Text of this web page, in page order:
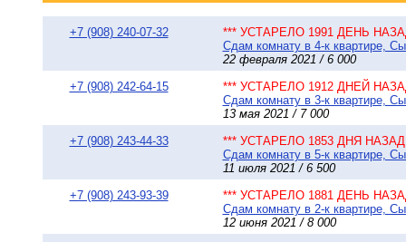
+7 (908) 240-07-32
*** УСТАРЕЛО 1991 ДЕНЬ
Сдам комнату в 4-к квартире,
22 февраля 2021 / 6 000
+7 (908) 242-64-15
*** УСТАРЕЛО 1912 ДНЕЙ
Сдам комнату в 3-к квартире,
13 мая 2021 / 7 000
+7 (908) 243-44-33
*** УСТАРЕЛО 1853 ДНЯ НАЗАД
Сдам комнату в 5-к квартире,
11 июля 2021 / 6 500
+7 (908) 243-93-39
*** УСТАРЕЛО 1881 ДЕНЬ
Сдам комнату в 2-к квартире,
12 июня 2021 / 8 000